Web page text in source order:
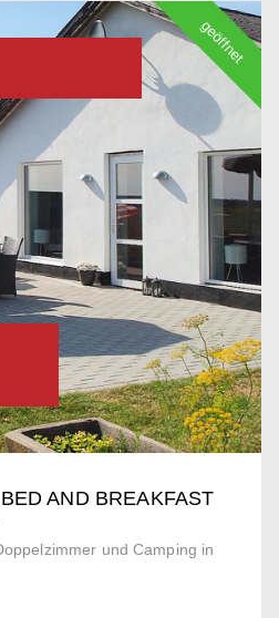
AND BREAKFAST
und Camping in
geöffnet